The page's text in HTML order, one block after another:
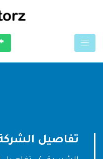
تفاصيل